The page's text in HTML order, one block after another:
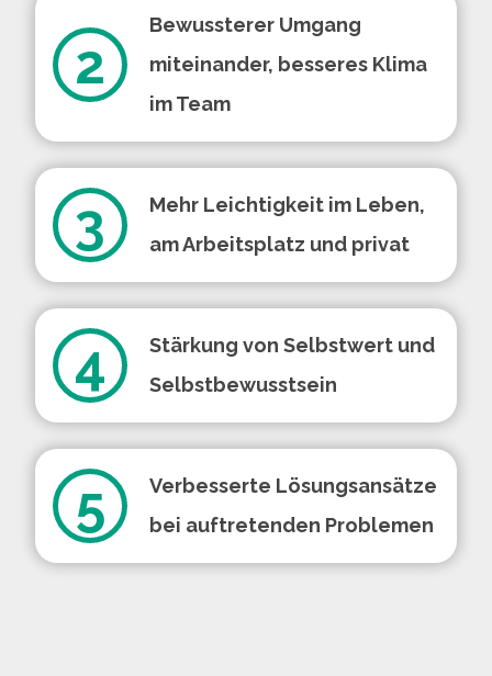
2
Bewussterer Umgang
miteinander, besseres Klima
im Team
3
Mehr Leichtigkeit im Leben,
am Arbeitsplatz und privat
4
Stärkung von Selbstwert und
Selbstbewusstsein
5
Verbesserte Lösungsansätze
bei auftretenden Problemen